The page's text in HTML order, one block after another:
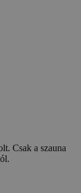
Csak a szauna